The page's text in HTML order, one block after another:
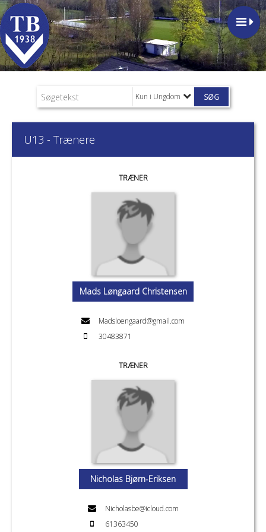
Kun i Ungdom
U13 - Trænere
TRÆNER
Mads Løngaard Christensen
Madsloengaard@gmail.com
30483871
TRÆNER
Nicholas Bjørn-Eriksen
Nicholasbe@icloud.com
61363450